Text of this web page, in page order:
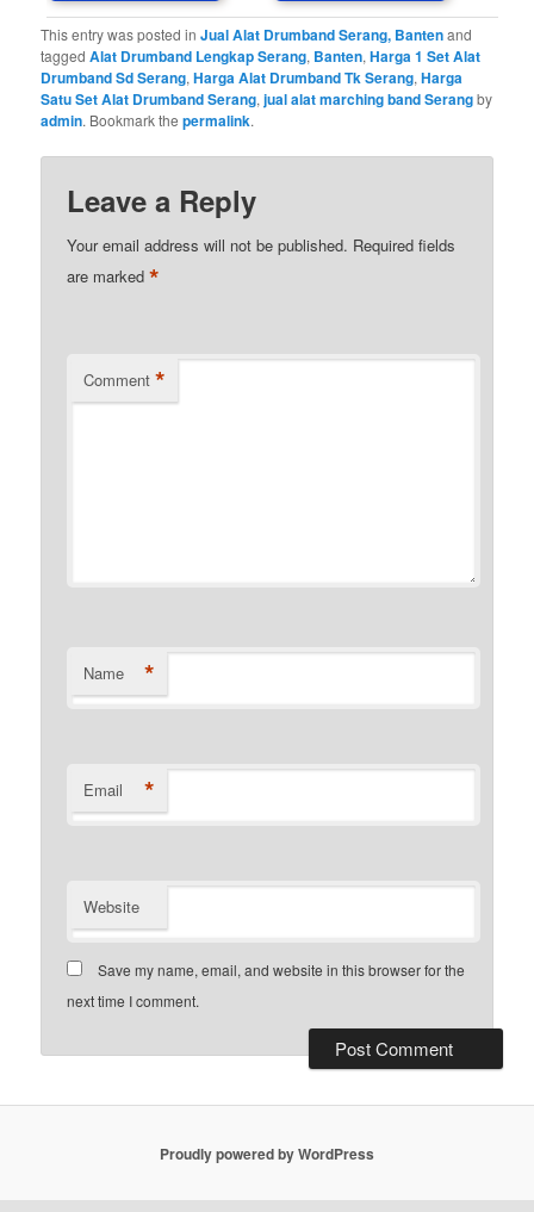
This entry was posted inJual Alat Drumband Serang, Bantenand
taggedAlat Drumband Lengkap Serang, Banten,Harga 1 Set Alat
Drumband Sd Serang,Harga Alat Drumband Tk Serang,Harga
Satu Set Alat Drumband Serang,jual alat marching band Serangby
admin. Bookmark thepermalink.
Leave a Reply
Your email address will not be published. Required fields
are marked*
Comment *
Name *
Email *
Website
Save my name, email, and website in this browser for the
next time I comment.
Proudly powered by WordPress